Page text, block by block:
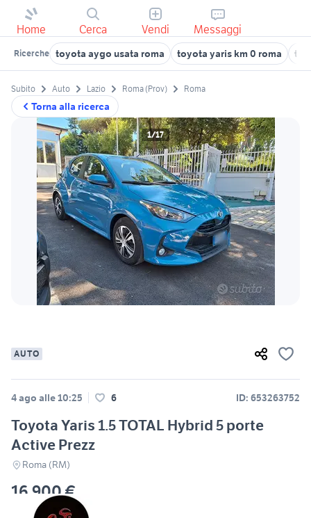
Home Cerca Vendi Messaggi
Ricerche toyota aygo usata roma toyota yaris km 0 roma
Torna alla ricerca
Subito Auto Lazio Roma (Prov) Roma
1/17
AUTO
4 ago alle 10:25 6 ID: 653263752
Toyota Yaris 1.5 TOTAL Hybrid 5 porte
Active Prezz
Roma (RM)
16.900 €